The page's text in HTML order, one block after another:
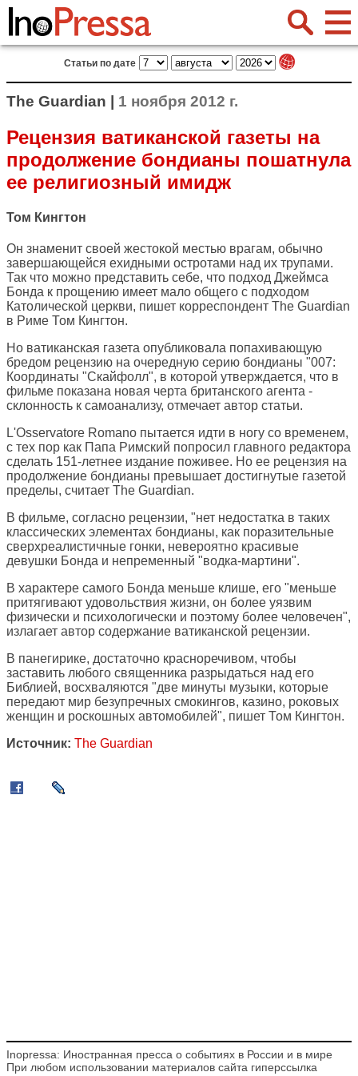
Статьи по дате
The Guardian | 1 ноября 2012 г.
Рецензия ватиканской газеты на
продолжение бондианы пошатнула
ее религиозный имидж
Том Кингтон
Он знаменит своей жестокой местью врагам, обычно
завершающейся ехидными остротами над их трупами.
Так что можно представить себе, что подход Джеймса
Бонда к прощению имеет мало общего с подходом
Католической церкви, пишет корреспондент The Guardian
в Риме Том Кингтон.
Но ватиканская газета опубликовала попахивающую
бредом рецензию на очередную серию бондианы "007:
Координаты "Скайфолл", в которой утверждается, что в
фильме показана новая черта британского агента -
склонность к самоанализу, отмечает автор статьи.
L'Osservatore Romano пытается идти в ногу со временем,
с тех пор как Папа Римский попросил главного редактора
сделать 151-летнее издание поживее. Но ее рецензия на
продолжение бондианы превышает достигнутые газетой
пределы, считает The Guardian.
В фильме, согласно рецензии, "нет недостатка в таких
классических элементах бондианы, как поразительные
сверхреалистичные гонки, невероятно красивые
девушки Бонда и непременный "водка-мартини".
В характере самого Бонда меньше клише, его "меньше
притягивают удовольствия жизни, он более уязвим
физически и психологически и поэтому более человечен",
излагает автор содержание ватиканской рецензии.
В панегирике, достаточно красноречивом, чтобы
заставить любого священника разрыдаться над его
Библией, восхваляются "две минуты музыки, которые
передают мир безупречных смокингов, казино, роковых
женщин и роскошных автомобилей", пишет Том Кингтон.
Источник: The Guardian
Inopressa: Иностранная пресса о событиях в России и в мире
При любом использовании материалов сайта гиперссылка